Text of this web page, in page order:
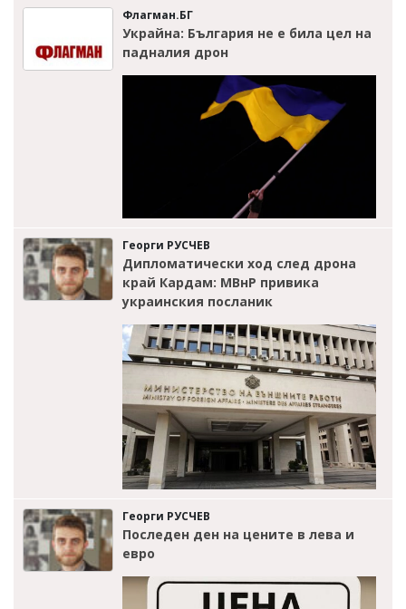
Флагман.БГ
Украйна: България не е била цел на
падналия дрон
Георги РУСЧЕВ
Дипломатически ход след дрона
край Кардам: МВнР привика
украинския посланик
Георги РУСЧЕВ
Последен ден на цените в лева и
евро